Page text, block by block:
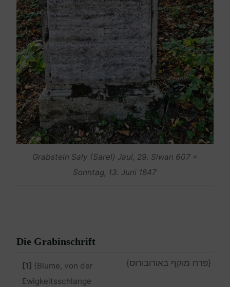
Grabstein Saly (Sarel) Jaul, 29. Siwan 607 =
Sonntag, 13. Juni 1847
Die Grabinschrift
[1] {Blume, von der
Ewigkeitsschlange
{פרח מוקף באורובורוס}